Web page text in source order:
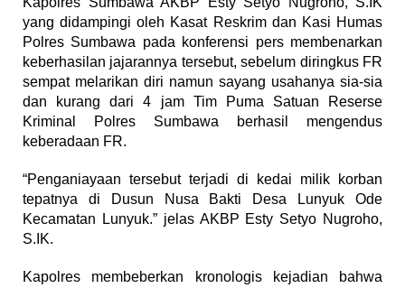
yang didampingi oleh Kasat Reskrim dan Kasi Humas
Polres Sumbawa pada konferensi pers membenarkan
keberhasilan jajarannya tersebut, sebelum diringkus FR
sempat melarikan diri namun sayang usahanya sia-sia
dan kurang dari 4 jam Tim Puma Satuan Reserse
Kriminal Polres Sumbawa berhasil mengendus
keberadaan FR.
“Penganiayaan tersebut terjadi di kedai milik korban
tepatnya di Dusun Nusa Bakti Desa Lunyuk Ode
Kecamatan Lunyuk.” jelas AKBP Esty Setyo Nugroho,
S.IK.
Kapolres membeberkan kronologis kejadian bahwa